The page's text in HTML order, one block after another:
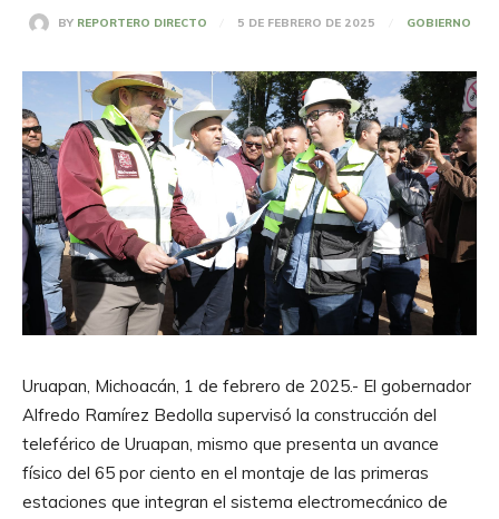
BY REPORTERO DIRECTO 5 DE FEBRERO DE 2025 GOBIERNO
Uruapan, Michoacán, 1 de febrero de 2025.- El gobernador
Alfredo Ramírez Bedolla supervisó la construcción del
teleférico de Uruapan, mismo que presenta un avance
físico del 65 por ciento en el montaje de las primeras
estaciones que integran el sistema electromecánico de